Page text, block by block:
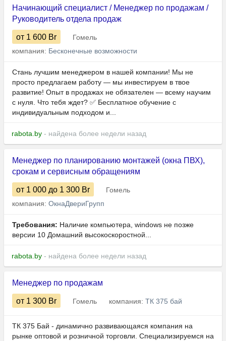
Начинающий специалист / Менеджер по продажам /
Руководитель отдела продаж
от 1 600 Br
Гомель
компания: Бесконечные возможности
Стань лучшим менеджером в нашей компании! Мы не
просто предлагаем работу — мы инвестируем в твое
развитие! Опыт в продажах не обязателен — всему научим
с нуля. Что тебя ждет? ✅ Бесплатное обучение с
индивидуальным подходом и...
rabota.by - найдена более недели назад
Менеджер по планированию монтажей (окна ПВХ),
срокам и сервисным обращениям
от 1 000 до 1 300 Br
Гомель
компания: ОкнаДвериГрупп
Требования: Наличие компьютера, windows не позже
версии 10 Домашний высокоскоростной...
rabota.by - найдена более недели назад
Менеджер по продажам
от 1 300 Br Гомель компания: ТК 375 бай
ТК 375 Бай - динамично развивающаяся компания на
рынке оптовой и розничной торговли. Специализируемся на